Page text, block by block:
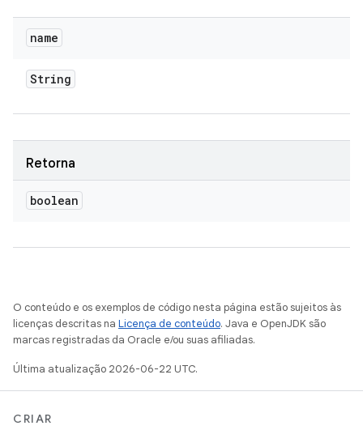
name
String
Retorna
boolean
O conteúdo e os exemplos de código nesta página estão sujeitos às
licenças descritas na Licença de conteúdo. Java e OpenJDK são
marcas registradas da Oracle e/ou suas afiliadas.
Última atualização 2026-06-22 UTC.
CRIAR